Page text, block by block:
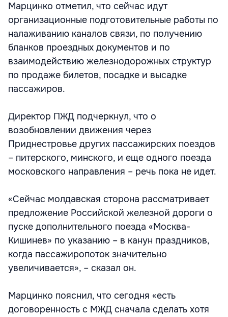
Марцинко отметил, что сейчас идут
организационные подготовительные работы по
налаживанию каналов связи, по получению
бланков проездных документов и по
взаимодействию железнодорожных структур
по продаже билетов, посадке и высадке
пассажиров.
Директор ПЖД подчеркнул, что о
возобновлении движения через
Приднестровье других пассажирских поездов
– питерского, минского, и еще одного поезда
московского направления – речь пока не идет.
«Сейчас молдавская сторона рассматривает
предложение Российской железной дороги о
пуске дополнительного поезда «Москва-
Кишинев» по указанию – в канун праздников,
когда пассажиропоток значительно
увеличивается», – сказал он.
Марцинко пояснил, что сегодня «есть
договоренность с МЖД сначала сделать хотя